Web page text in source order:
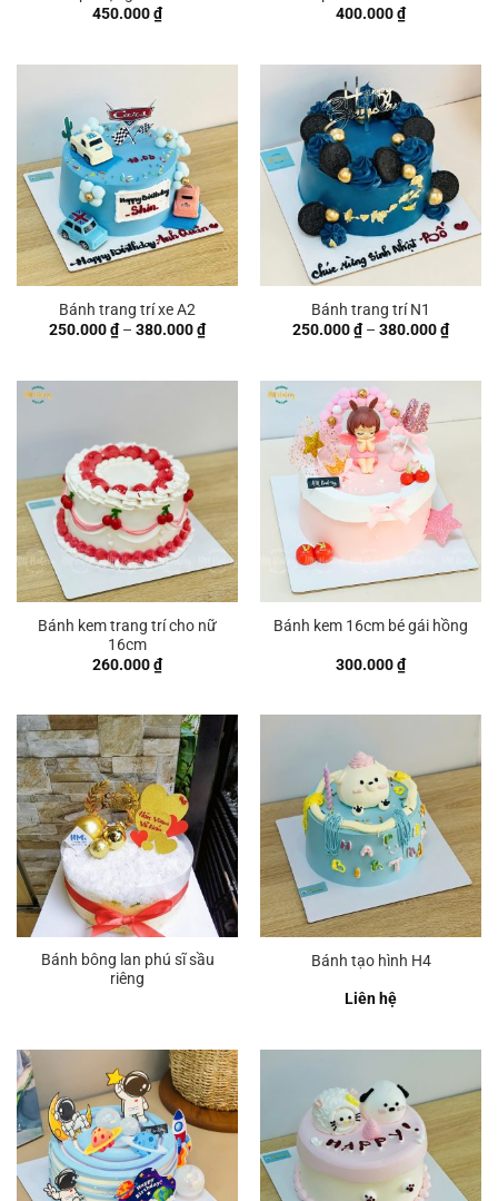
450.000₫
400.000₫
Bánh trang trí xe A2
250.000₫ – 380.000₫Khoảng
giá:
đến
380.000 ₫
Bánh trang trí N1
250.000₫ – 380.000₫
giá:
đến
Bánh kem trang trí cho nữ
16cm
260.000₫
Bánh kem 16cm bé gái hồng
300.000₫
Bánh bông lan phú sĩ sầu
riêng
Bánh tạo hình H4
Liên hệ